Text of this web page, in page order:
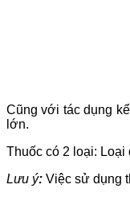
Cũng với tác dụng
lớn.
Thuốc có 2 loại: Loại
Lưu ý: Việc sử dụng